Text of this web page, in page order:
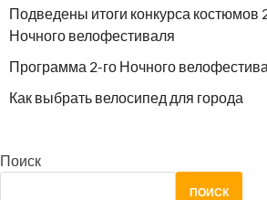
Подведены итоги конкурса костюмов
Ночного велофестиваля
Программа 2-го Ночного
Как выбрать велосипед для города
Поиск
ПОИСК